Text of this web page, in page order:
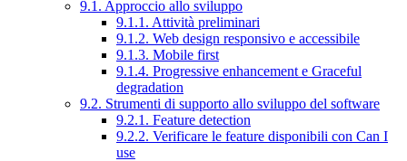
9.1. Approccio allo sviluppo
9.1.1. Attività preliminari
9.1.2. Web design responsivo e accessibile
9.1.3. Mobile first
9.1.4. Progressive enhancement e Graceful
degradation
9.2. Strumenti di supporto allo sviluppo del software
9.2.1. Feature detection
9.2.2. Verificare le feature disponibili con Can I
use